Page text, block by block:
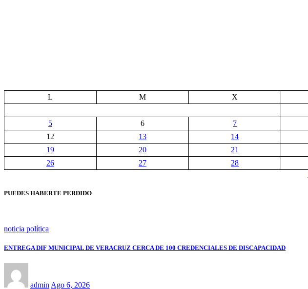
L
M X
5
6 7
12
13 14
19
20 21
26
27 28
PUEDES HABERTE PERDIDO
noticia política
ENTREGA DIF MUNICIPAL DE VERACRUZ CERCA DE 100 CREDENCIALES DE DISCAPACIDAD
admin Ago 6, 2026